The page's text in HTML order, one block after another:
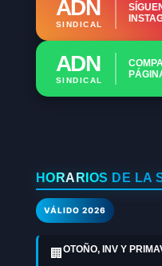
ADN
SINDICAL
ADN
SINDICAL
HORARIOS DE LA
VÁLIDO 2026
🏢OTOÑO, INV Y